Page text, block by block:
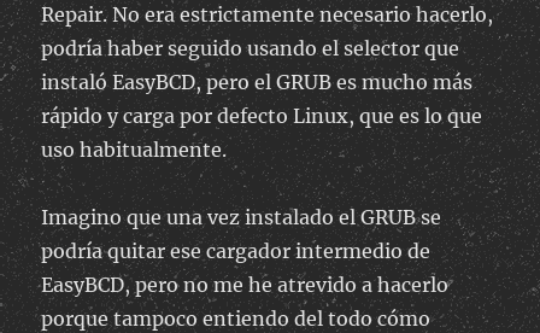
Repair. No era estrictamente necesario hacerlo,
podría haber seguido usando el selector que
instaló EasyBCD, pero el GRUB es mucho más
rápido y carga por defecto Linux, que es lo que
uso habitualmente.
Imagino que una vez instalado el GRUB se
podría quitar ese cargador intermedio de
EasyBCD, pero no me he atrevido a hacerlo
porque tampoco entiendo del todo cómo